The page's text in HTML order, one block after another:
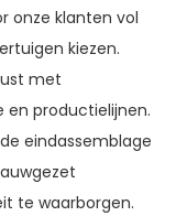
onze klanten vol
kiezen.
met
productielijnen.
eindassemblage
te waarborgen.